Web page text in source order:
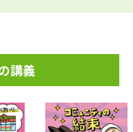
講義